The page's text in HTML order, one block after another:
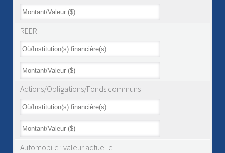
REER
Actions/Obligations/Fonds communs
Automobile : valeur actuelle